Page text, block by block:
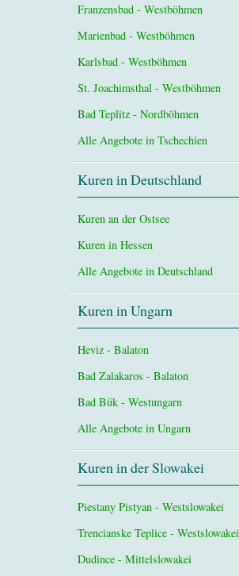
Franzensbad - Westböhmen
Marienbad - Westböhmen
Karlsbad - Westböhmen
St. Joachimsthal - Westböhmen
Bad Teplitz - Nordböhmen
Alle Angebote in Tschechien
Kuren in Deutschland
Kuren an der Ostsee
Kuren in Hessen
Alle Angebote in Deutschland
Kuren in Ungarn
Heviz - Balaton
Bad Zalakaros - Balaton
Bad Bük - Westungarn
Alle Angebote in Ungarn
Kuren in der Slowakei
Piestany Pistyan - Westslowakei
Trencianske Teplice - Westslowakei
Dudince - Mittelslowakei